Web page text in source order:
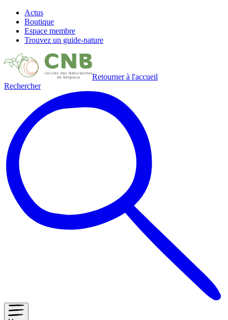
Actus
Boutique
Espace membre
Trouvez un guide-nature
Retourner à l'accueil
Rechercher